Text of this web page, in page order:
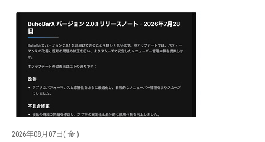
2026年08月07日( 金 )